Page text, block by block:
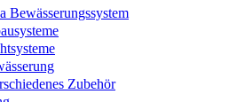
Bewässerungssystem
Zubehör